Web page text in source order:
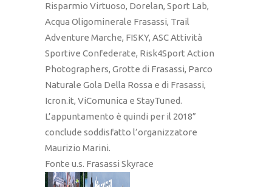
Risparmio Virtuoso, Dorelan, Sport Lab,
Acqua Oligominerale Frasassi, Trail
Adventure Marche, FISKY, ASC Attività
Sportive Confederate, Risk4Sport Action
Photographers, Grotte di Frasassi, Parco
Naturale Gola Della Rossa e di Frasassi,
Icron.it, ViComunica e StayTuned.
L’appuntamento è quindi per il 2018”
conclude soddisfatto l’organizzatore
Maurizio Marini.
Fonte u.s. Frasassi Skyrace